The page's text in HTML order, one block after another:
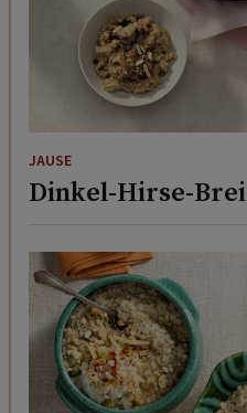
JAUSE
Dinkel-Hirse-Brei